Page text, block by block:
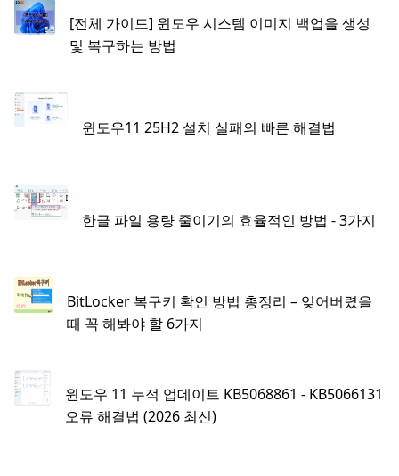
[전체 가이드] 윈도우 시스템 이미지 백업을 생성
및 복구하는 방법
윈도우11 25H2 설치 실패의 빠른 해결법
한글 파일 용량 줄이기의 효율적인 방법 - 3가지
BitLocker 복구키 확인 방법 총정리 – 잊어버렸을
때 꼭 해봐야 할 6가지
윈도우 11 누적 업데이트 KB5068861 - KB5066131
오류 해결법 (2026 최신)